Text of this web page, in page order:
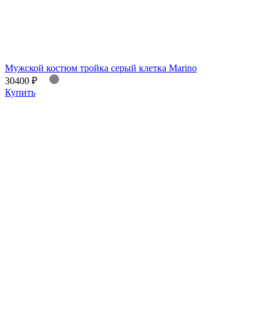
Мужской костюм тройка серый клетка Marino
30400 ₽
Купить